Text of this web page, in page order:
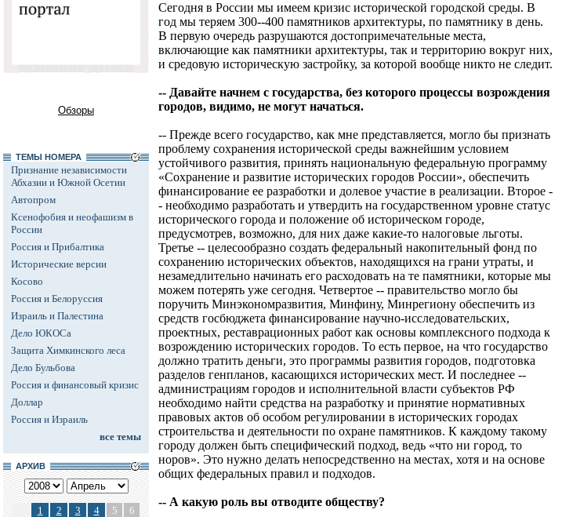
Обзоры
ТЕМЫ НОМЕРА
Признание независимости
Абхазии и Южной Осетии
Автопром
Ксенофобия и неофашизм в
России
Россия и Прибалтика
Исторические версии
Косово
Россия и Белоруссия
Израиль и Палестина
Дело ЮКОСа
Защита Химкинского леса
Дело Бульбова
Россия и финансовый кризис
Доллар
Россия и Израиль
все темы
АРХИВ
1 2 3 4 5
6
Сегодня в России мы имеем кризис исторической городской среды. В
год мы теряем 300--400 памятников архитектуры, по памятнику в день.
В первую очередь разрушаются достопримечательные места,
включающие как памятники архитектуры, так и территорию вокруг них,
и средовую историческую застройку, за которой вообще никто не следит.
-- Давайте начнем с государства, без которого процессы возрождения
городов, видимо, не могут начаться.
-- Прежде всего государство, как мне представляется, могло бы признать
проблему сохранения исторической среды важнейшим условием
устойчивого развития, принять национальную федеральную программу
«Сохранение и развитие исторических городов России», обеспечить
финансирование ее разработки и долевое участие в реализации. Второе -
- необходимо разработать и утвердить на государственном уровне статус
исторического города и положение об историческом городе,
предусмотрев, возможно, для них даже какие-то налоговые льготы.
Третье -- целесообразно создать федеральный накопительный фонд по
сохранению исторических объектов, находящихся на грани утраты, и
незамедлительно начинать его расходовать на те памятники, которые мы
можем потерять уже сегодня. Четвертое -- правительство могло бы
поручить Минэкономразвития, Минфину, Минрегиону обеспечить из
средств госбюджета финансирование научно-исследовательских,
проектных, реставрационных работ как основы комплексного подхода к
возрождению исторических городов. То есть первое, на что государство
должно тратить деньги, это программы развития городов, подготовка
разделов генпланов, касающихся исторических мест. И последнее --
администрациям городов и исполнительной власти субъектов РФ
необходимо найти средства на разработку и принятие нормативных
правовых актов об особом регулировании в исторических городах
строительства и деятельности по охране памятников. К каждому такому
городу должен быть специфический подход, ведь «что ни город, то
норов». Это нужно делать непосредственно на местах, хотя и на основе
общих федеральных правил и подходов.
-- А какую роль вы отводите обществу?